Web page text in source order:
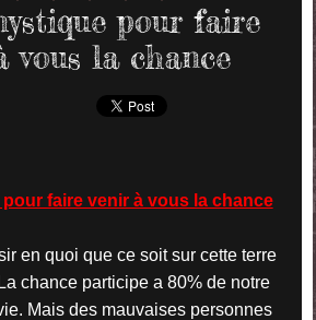
pour faire
vous la chance
faire venir à vous la chance
en quoi que ce soit sur cette terre
chance participe a 80% de notre
Mais des mauvaises personnes